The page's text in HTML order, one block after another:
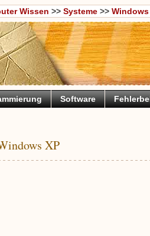
Wissen >> Systeme>> Windows
Software
XP